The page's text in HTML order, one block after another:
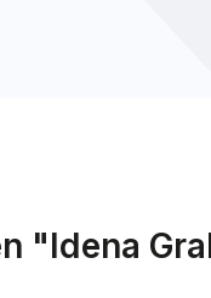
"Idena